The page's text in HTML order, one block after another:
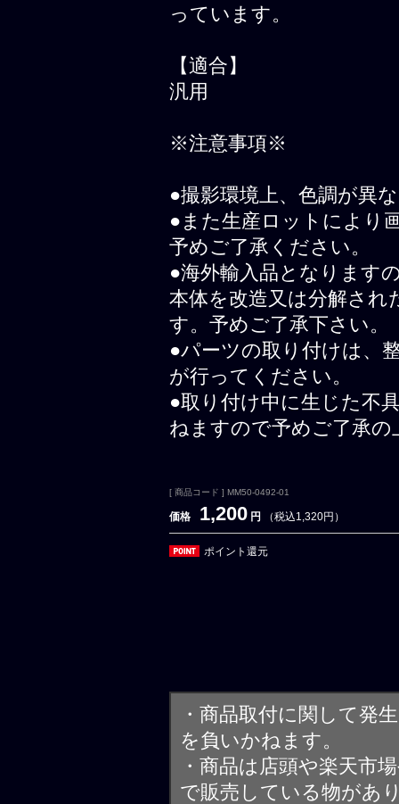
っています。
【適合】
汎用
※注意事項※
●撮影環境上、色調が異
●また生産ロットにより
予めご了承ください。
●海外輸入品となります
本体を改造又は分解され
す。予めご了承下さい。
●パーツの取り付けは、
が行ってください。
●取り付け中に生じた不
ねますので予めご了承
[ 商品コード ] MM50-0492-01
価格 1,200 円 （税込1,320円）
ポイント還元
・商品取付に関して発
を負いかねます。
・商品は店頭や楽天市
で販売している物があ